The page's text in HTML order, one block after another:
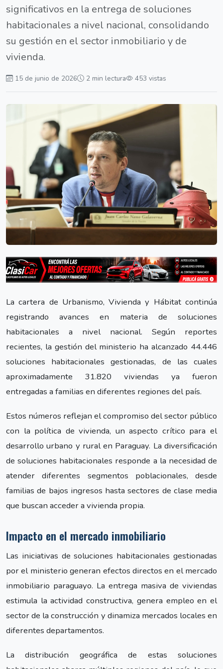
significativos en la entrega de soluciones
habitacionales a nivel nacional, consolidando
su gestión en el sector inmobiliario y de
vivienda.
15 de junio de 2026 2 min lectura 453 vistas
La cartera de Urbanismo, Vivienda y Hábitat continúa
registrando avances en materia de soluciones
habitacionales a nivel nacional. Según reportes
recientes, la gestión del ministerio ha alcanzado 44.446
soluciones habitacionales gestionadas, de las cuales
aproximadamente 31.820 viviendas ya fueron
entregadas a familias en diferentes regiones del país.
Estos números reflejan el compromiso del sector público
con la política de vivienda, un aspecto crítico para el
desarrollo urbano y rural en Paraguay. La diversificación
de soluciones habitacionales responde a la necesidad de
atender diferentes segmentos poblacionales, desde
familias de bajos ingresos hasta sectores de clase media
que buscan acceder a vivienda propia.
Impacto en el mercado inmobiliario
Las iniciativas de soluciones habitacionales gestionadas
por el ministerio generan efectos directos en el mercado
inmobiliario paraguayo. La entrega masiva de viviendas
estimula la actividad constructiva, genera empleo en el
sector de la construcción y dinamiza mercados locales en
diferentes departamentos.
La distribución geográfica de estas soluciones